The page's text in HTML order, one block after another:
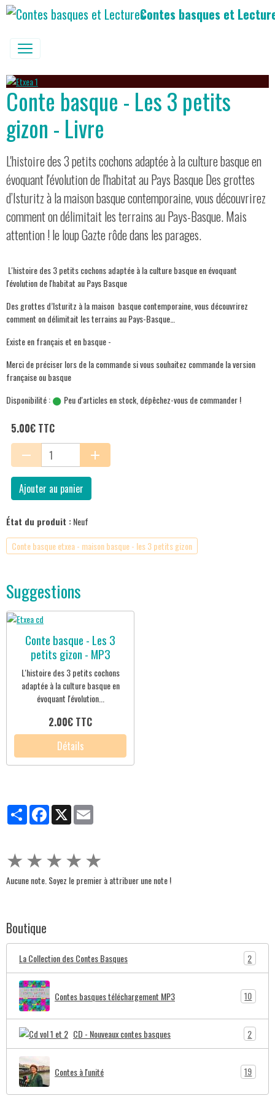
Contes basques et
Conte basque - Les 3 petits
gizon - Livre
L'histoire des 3 petits cochons adaptée à la culture basque en
évoquant l'évolution de l'habitat au Pays Basque Des grottes
d’Isturitz à la maison basque contemporaine, vous découvrirez
comment on délimitait les terrains au Pays-Basque. Mais
attention ! le loup Gazte rôde dans les parages.
L'histoire des 3 petits cochons adaptée à la culture basque en évoquant
l'évolution de l'habitat au Pays Basque
Des grottes d’Isturitz à la maison basque contemporaine, vous découvrirez
comment on délimitait les terrains au Pays-Basque…
Existe en français et en basque -
Merci de préciser lors de la commande si vous souhaitez commande la version
française ou basque
Disponibilité :
Peu d'articles en stock, dépêchez-vous de commander !
5.00€ TTC
Ajouter au panier
État du produit :Neuf
Conte basque etxea - maison basque - les 3 petits gizon
Suggestions
Conte basque - Les 3
petits gizon - MP3
L'histoire des 3 petits cochons
adaptée à la culture basque en
évoquant l'évolution...
2.00€ TTC
Détails
PartagerFacebook
X
★★★★★
Aucune note. Soyez le premier à attribuer une note !
Boutique
La Collection des Contes Basques 2
Contes basques téléchargement MP3 10
CD - Nouveaux contes basques 2
Contes à l'unité 19